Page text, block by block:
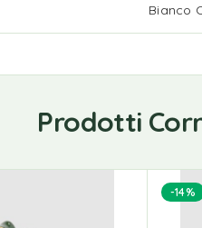
Bianco
Prodotti
-14%